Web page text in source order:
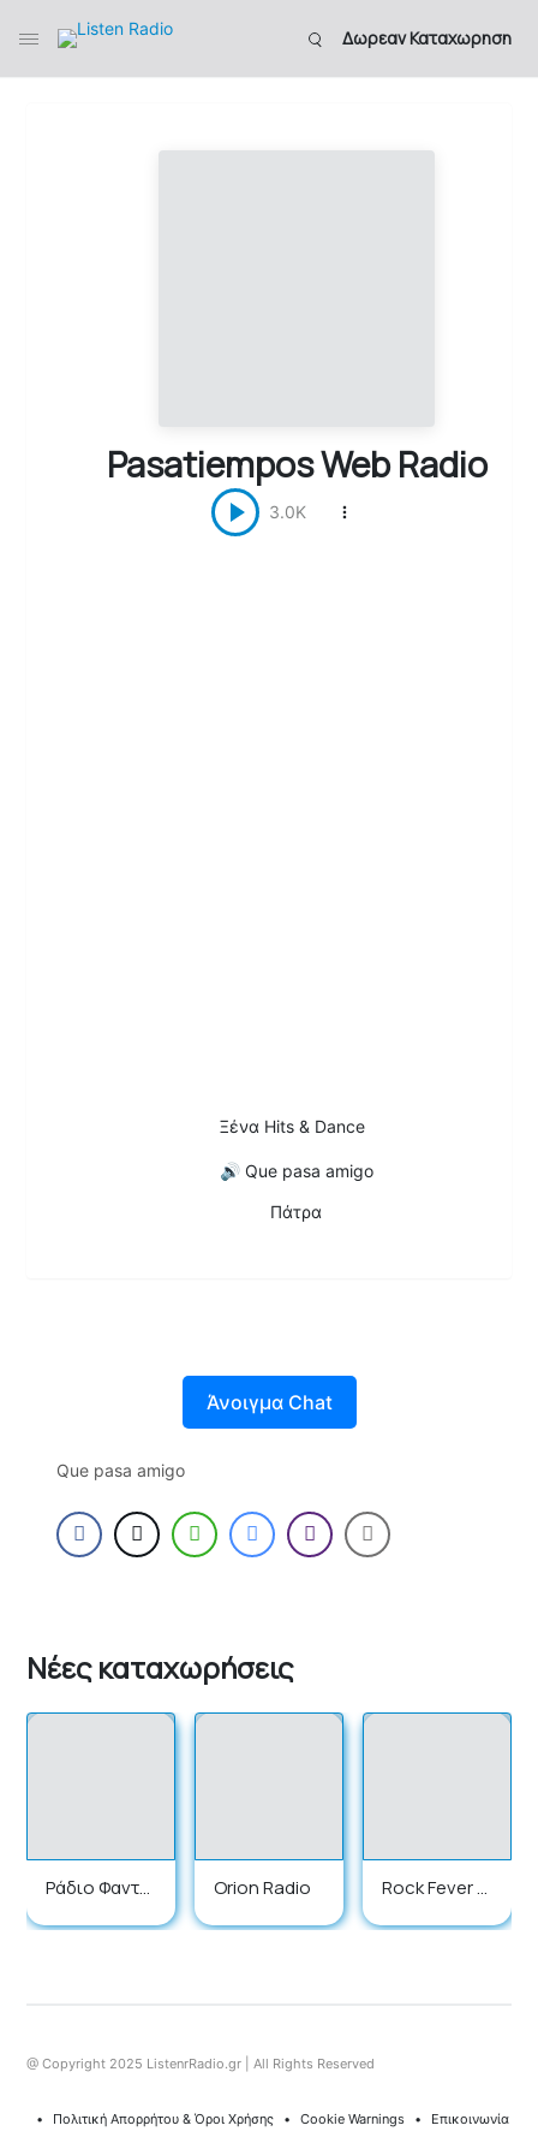
Δωρεαν Καταχωρηση
Pasatiempos Web Radio
3.0K
Ξένα Hits & Dance
🔊 Que pasa amigo
Πάτρα
Άνοιγμα Chat
Que pasa amigo
Νέες καταχωρήσεις
Ράδιο Φαντα
Orion Radio
Rock Fever R
@ Copyright 2025 ListenrRadio.gr | All Rights Reserved
⠀•⠀ Πολιτική Απορρήτου & Όροι Χρήσης ⠀•⠀Cookie Warnings ⠀•⠀ Επικοινωνία